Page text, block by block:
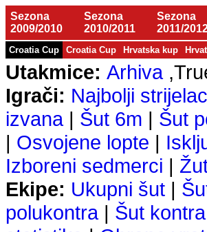
Sezona
2009/2010
Sezona
2010/2011
Sezona
2011/
Croatia Cup Croatia Cup Hrvatska kup
Utakmice: Arhiva
Igrači: Najbolji strijelac
izvana| Šut 6m | Šut
| Osvojene lopte |
Izboreni sedmerci |
Ekipe: Ukupni šut |
polukontra| Šut kontra